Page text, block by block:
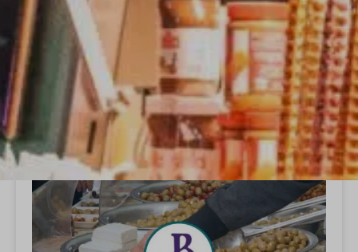
ALLE FOODCOURTS
Foodcourts, Real Food